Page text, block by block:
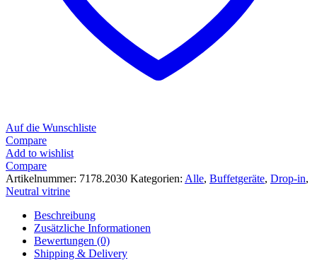
Auf die Wunschliste
Compare
Add to wishlist
Compare
Artikelnummer: 7178.2030 Kategorien: Alle, Buffetgeräte, Drop-in,
Neutral vitrine
Beschreibung
Zusätzliche Informationen
Bewertungen (0)
Shipping & Delivery